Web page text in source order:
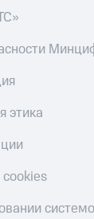
этика